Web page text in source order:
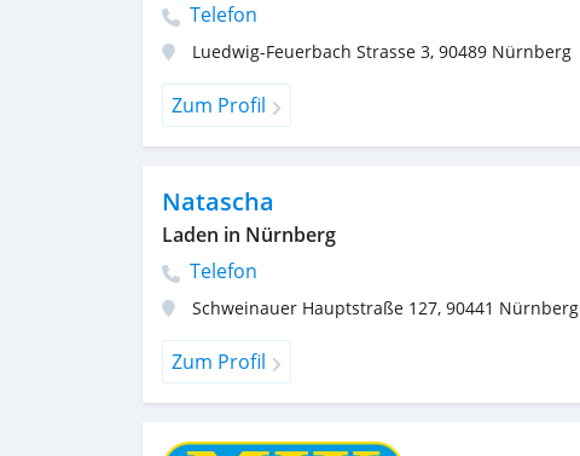
Telefon
Luedwig-Feuerbach Strasse 3, 90489 Nürnberg
Zum Profil
Natascha
Laden in Nürnberg
Telefon
Schweinauer Hauptstraße 127, 90441 Nürnberg
Zum Profil